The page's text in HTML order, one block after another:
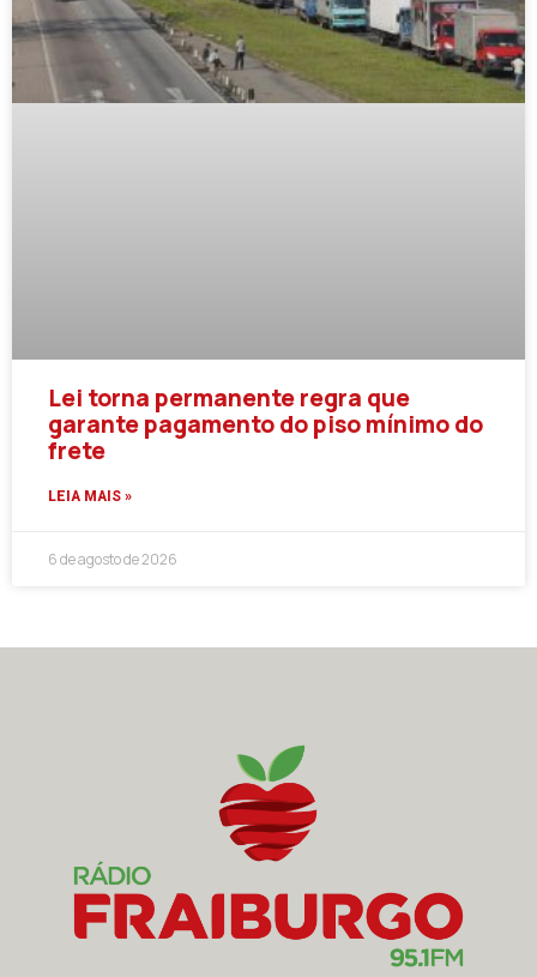
Lei torna permanente regra que
garante pagamento do piso mínimo do
frete
LEIA MAIS »
6 de agosto de 2026